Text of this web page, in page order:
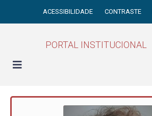
ACESSIBILIDADE CONTRASTE
PORTAL INSTITUCIONAL